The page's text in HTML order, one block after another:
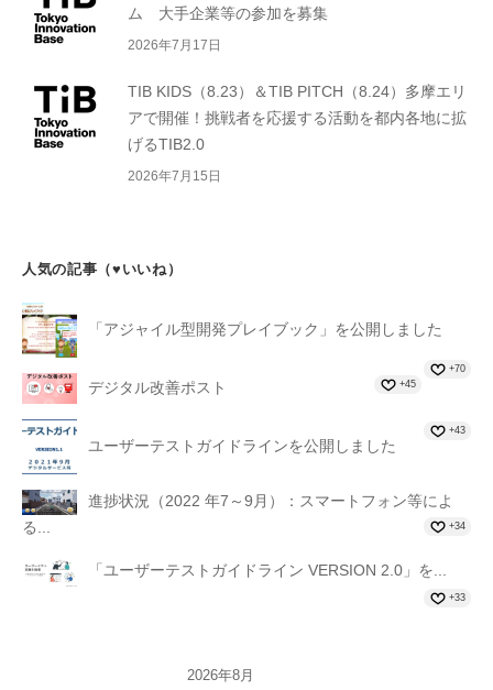
ム 大手企業等の参加を募集
2026年7月17日
TIB KIDS（8.23）＆TIB PITCH（8.24）多摩エリ
アで開催！挑戦者を応援する活動を都内各地に拡
げるTIB2.0
2026年7月15日
人気の記事（♥いいね）
「アジャイル型開発プレイブック」を公開しました
+70
デジタル改善ポスト +45
ユーザーテストガイドラインを公開しました
+43
進捗状況（2022 年7～9月）：スマートフォン等によ
る...
+34
「ユーザーテストガイドライン VERSION 2.0」を...
+33
2026年8月